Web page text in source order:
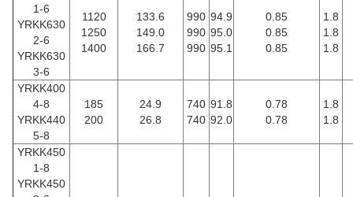
1-6
YRKK630
2-6
YRKK630
3-6
1120
1250
1400
133.6
149.0
166.7
990
990
990
94.9
95.0
95.1
0.85
0.85
0.85
1.8
1.8
1.8
YRKK400
4-8
YRKK440
5-8
185
200
24.9
26.8
740
740
91.8
92.0
0.78
0.78
1.8
1.8
YRKK450
1-8
YRKK450